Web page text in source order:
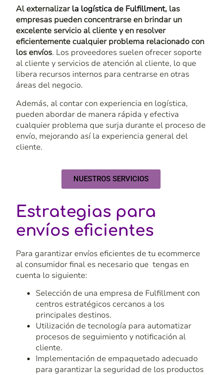
Al externalizarla logística de Fulfillment, las
empresas pueden concentrarse en brindar un
excelente servicio al cliente y en resolver
eficientemente cualquier problema relacionado con
los envíos. Los proveedores suelen ofrecer soporte
al cliente y servicios de atención al cliente, lo que
libera recursos internos para centrarse en otras
áreas del negocio.
Además, al contar con experiencia en logística,
pueden abordar de manera rápida y efectiva
cualquier problema que surja durante el proceso de
envío, mejorando así la experiencia general del
cliente.
NUESTROS SERVICIOS
Estrategias para
envíos eficientes
Para garantizar envíos eficientes de tu ecommerce
al consumidor final es necesario que tengas en
cuenta lo siguiente:
Selección de una empresa de Fulfillment con
centros estratégicos cercanos a los
principales destinos.
Utilización de tecnología para automatizar
procesos de seguimiento y notificación al
cliente.
Implementación de empaquetado adecuado
para garantizar la seguridad de los productos